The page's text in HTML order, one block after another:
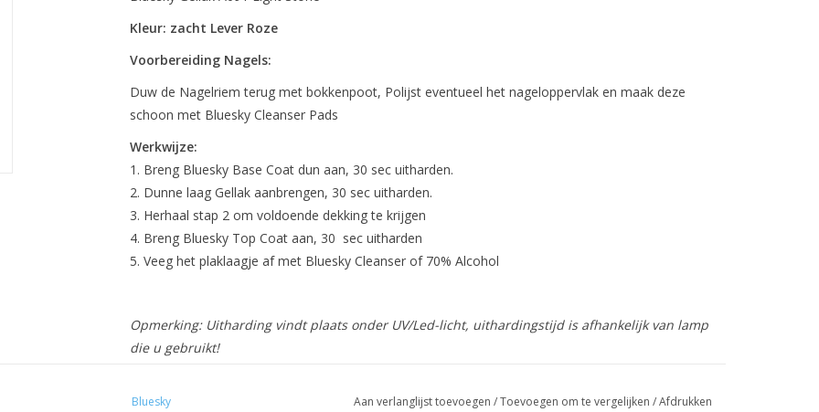
Kleur: zacht Lever Roze
Voorbereiding Nagels:
Duw de Nagelriem terug met bokkenpoot, Polijst eventueel het nageloppervlak en maak deze
schoon met Bluesky Cleanser Pads
Werkwijze:
Breng Bluesky Base Coat dun aan, 30 sec uitharden.
Dunne laag Gellak aanbrengen, 30 sec uitharden.
Herhaal stap 2 om voldoende dekking te krijgen
Breng Bluesky Top Coat aan, 30 sec uitharden
Veeg het plaklaagje af met Bluesky Cleanser of 70% Alcohol
Opmerking: Uitharding vindt plaats onder UV/Led-licht, uithardingstijd is afhankelijk van lamp
die u gebruikt!
Bluesky Aan verlanglijst toevoegen /Toevoegen om te vergelijken /Afdrukken